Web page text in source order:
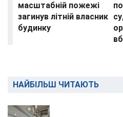
масштабній пожежі
загинув літній власник
будинку
НАЙБІЛЬШ ЧИТАЮТЬ